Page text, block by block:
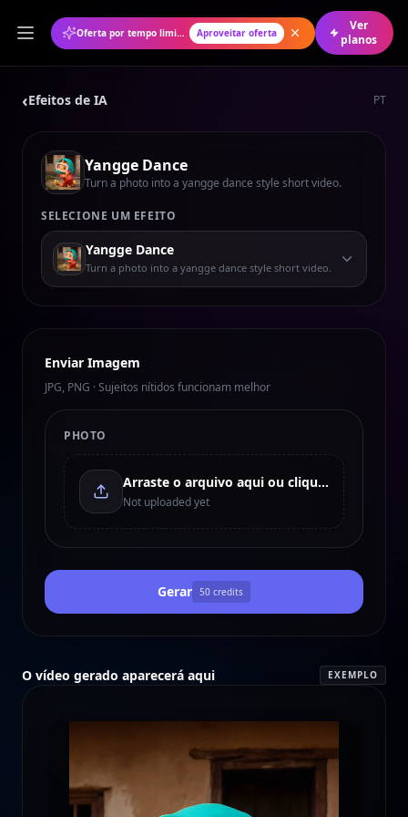
Oferta por tempo limitado: 50% de desconto no plano anual Aproveitar oferta
Ver
planos
‹Efeitos de IA PT
Yangge Dance
Turn a photo into a yangge dance style short video.
SELECIONE UM EFEITO
Yangge Dance
Turn a photo into a yangge dance style short video.
Enviar Imagem
JPG, PNG · Sujeitos nítidos funcionam melhor
PHOTO
Arraste o arquivo aqui ou clique para enviar
Not uploaded yet
Gerar 50 credits
O vídeo gerado aparecerá aqui EXEMPLO